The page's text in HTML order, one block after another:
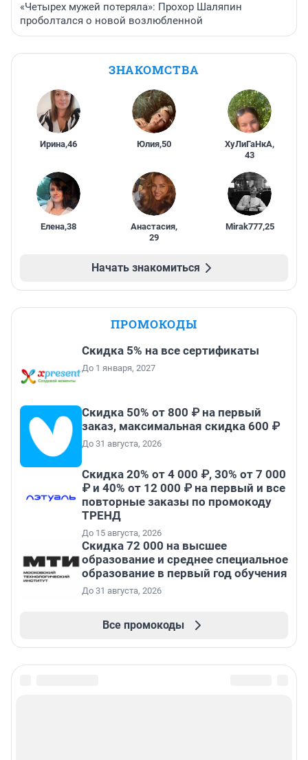
«Четырех мужей потеряла»: Прохор Шаляпин
проболтался о новой возлюбленной
ЗНАКОМСТВА
Ирина,46 Юлия,50 ХуЛиГаНкА,
43
Елена,38 Анастасия,
29
Mirak777,25
Начать знакомиться
ПРОМОКОДЫ
Скидка 5% на все сертификаты
До 1 января, 2027
Скидка 50% от 800 ₽ на первый
заказ, максимальная скидка 600 ₽
До 31 августа, 2026
Скидка 20% от 4 000 ₽, 30% от 7 000
₽ и 40% от 12 000 ₽ на первый и все
повторные заказы по промокоду
ТРЕНД
До 15 августа, 2026
Скидка 72 000 на высшее
образование и среднее специальное
образование в первый год обучения
До 31 августа, 2026
Все промокоды